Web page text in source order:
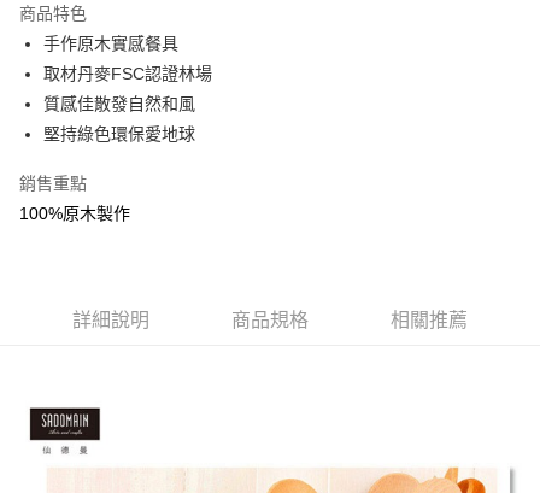
Google Pay
全盈+PAY
大哥付你分期
相關說明
1.本服務由台灣大哥大提供，台灣大哥大用戶可立即使用無須另外申請。
2.付款方式選擇「大哥付你分期」，訂單成立後會自動跳轉到大哥付的交易
消。如遇「轉專審核」未通過狀況，表示未達大哥付你分期系統評分，恕無
醒簡訊。
2.透過簡訊連結打開帳單後，可選擇「超商條碼／台灣大直營門市／銀行轉
帳／街口支付／iPASS MONEY」等通路繳費。
AFTEE先享後付
相關說明
１．簡單：不需註冊會員、不需綁卡、不需儲值。
２．便利：只要手機號碼，簡訊認證，即可結帳。
１．於結帳方式選擇「AFTEE先享後付」後，將跳轉至「AFTEE先享後付」
結帳頁面，進行簡訊認證並確認金額後，即可完成結帳。
３．收到繳費通知簡訊後14天內，點擊此簡訊中的連結，可透過四大超商／
運送方式
付款後7-11取貨
每筆NT$70，滿NT$899(含以上)免運費
商品特色
手作原木實感餐具
取材丹麥FSC認證林場
質感佳散發自然和風
堅持綠色環保愛地球
銷售重點
100%原木製作
詳細說明 商品規格 相關推薦